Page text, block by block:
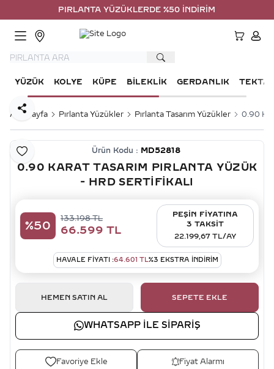
PIRLANTA YÜZÜKLERDE %50 İNDİRİM
YÜZÜK KOLYE KÜPE BILEKLIK GERDANLIK TEKTAŞ
Ana Sayfa Pırlanta Yüzükler Pırlanta Tasarım Yüzükler 0.90
Favoriye Ekle
Paylaş
Ürün Kodu : MD52818
0.90 KARAT TASARIM PIRLANTA YÜZÜK
- HRD SERTIFIKALI
%50
133.198TL
66.599 TL
PEŞİN FİYATINA
3 TAKSİT
22.199,67 TL/AY
HAVALE FIYATI :64.601 TL%3 EKSTRA İNDİRİM
HEMEN SATIN AL SEPETE EKLE
WHATSAPP ILE SIPARIŞ
Favoriye Ekle Fiyat Alarmı